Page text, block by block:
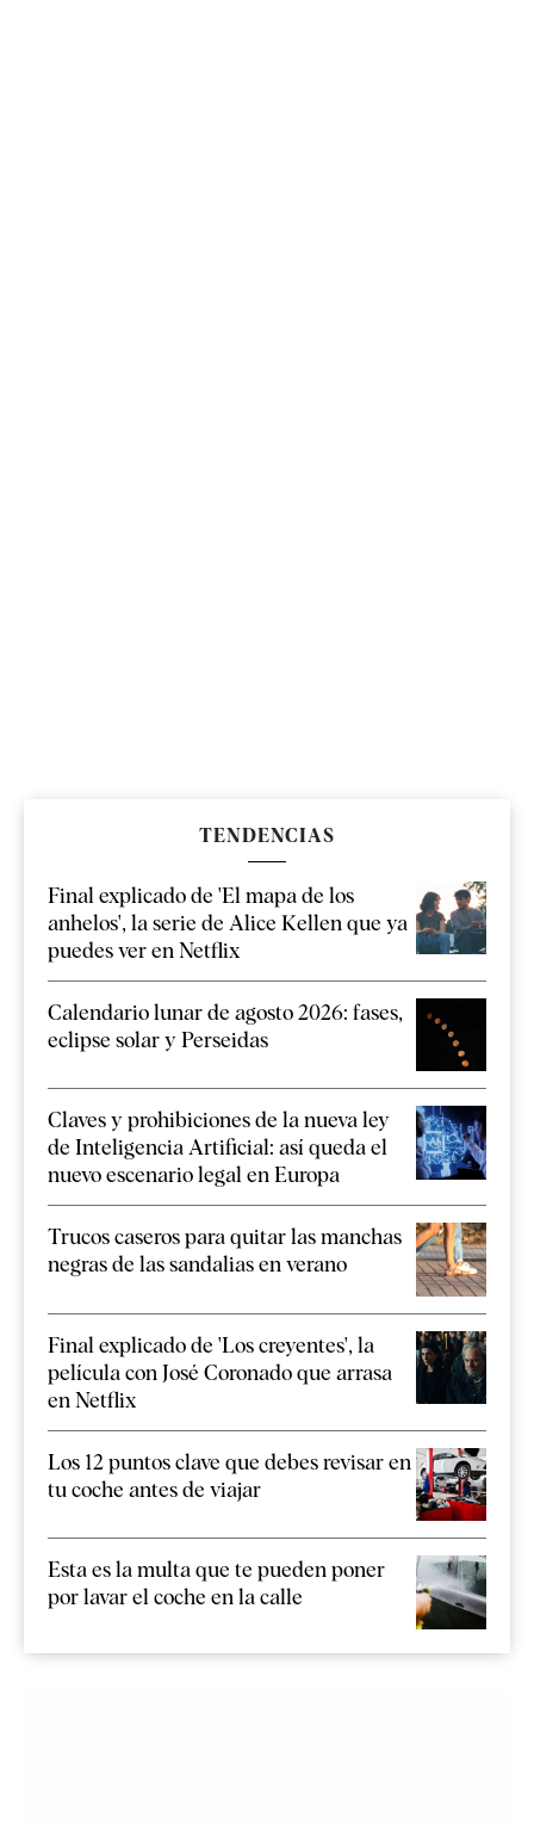
TENDENCIAS
Final explicado de 'El mapa de los
anhelos', la serie de Alice Kellen que ya
puedes ver en Netflix
Calendario lunar de agosto 2026: fases,
eclipse solar y Perseidas
Claves y prohibiciones de la nueva ley
de Inteligencia Artificial: así queda el
nuevo escenario legal en Europa
Trucos caseros para quitar las manchas
negras de las sandalias en verano
Final explicado de 'Los creyentes', la
película con José Coronado que arrasa
en Netflix
Los 12 puntos clave que debes revisar en
tu coche antes de viajar
Esta es la multa que te pueden poner
por lavar el coche en la calle